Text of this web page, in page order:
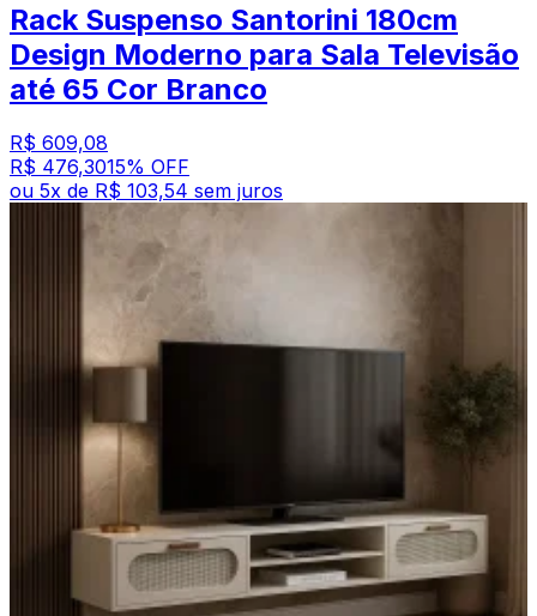
Rack Suspenso Santorini 180cm
Design Moderno para Sala Televisão
até 65 Cor Branco
R$ 609,08
R$ 476,3015% OFF
ou 5x de R$ 103,54 sem juros